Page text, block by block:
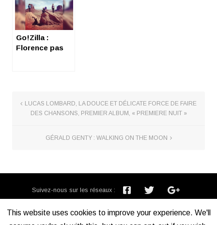
Go!Zilla :
Florence pas
LUCAS LOMBARD, LA DOUCE ET DÉLICATE FORCE DE FAIRE
DES CHANSONS, PREMIER ALBUM, « PREMIERE NUIT »
GÉRALD GENTY : WALKING ON THE MOON
Suivez-nous sur les réseaux :
This website uses cookies to improve your experience. We'll